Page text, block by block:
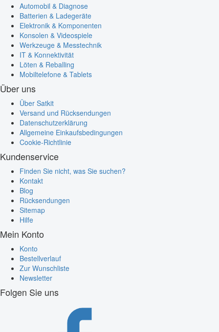
Automobil & Diagnose
Batterien & Ladegeräte
Elektronik & Komponenten
Konsolen & Videospiele
Werkzeuge & Messtechnik
IT & Konnektivität
Löten & Reballing
Mobiltelefone & Tablets
Über uns
Über Satkit
Versand und Rücksendungen
Datenschutzerklärung
Allgemeine Einkaufsbedingungen
Cookie-Richtlinie
Kundenservice
Finden Sie nicht, was Sie suchen?
Kontakt
Blog
Rücksendungen
Sitemap
Hilfe
Mein Konto
Konto
Bestellverlauf
Zur Wunschliste
Newsletter
Folgen Sie uns